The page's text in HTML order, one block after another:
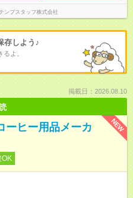
ンプスタッフ株式会社
存しよう♪
よ。
掲載日：2026.08.10
NEW
ーヒー用品メーカ
OK